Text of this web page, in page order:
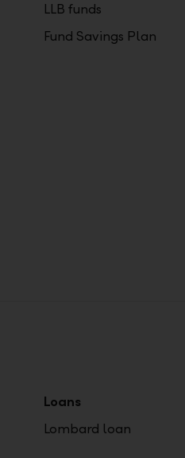
LLB funds
Fund Savings Plan
Loans
Lombard loan